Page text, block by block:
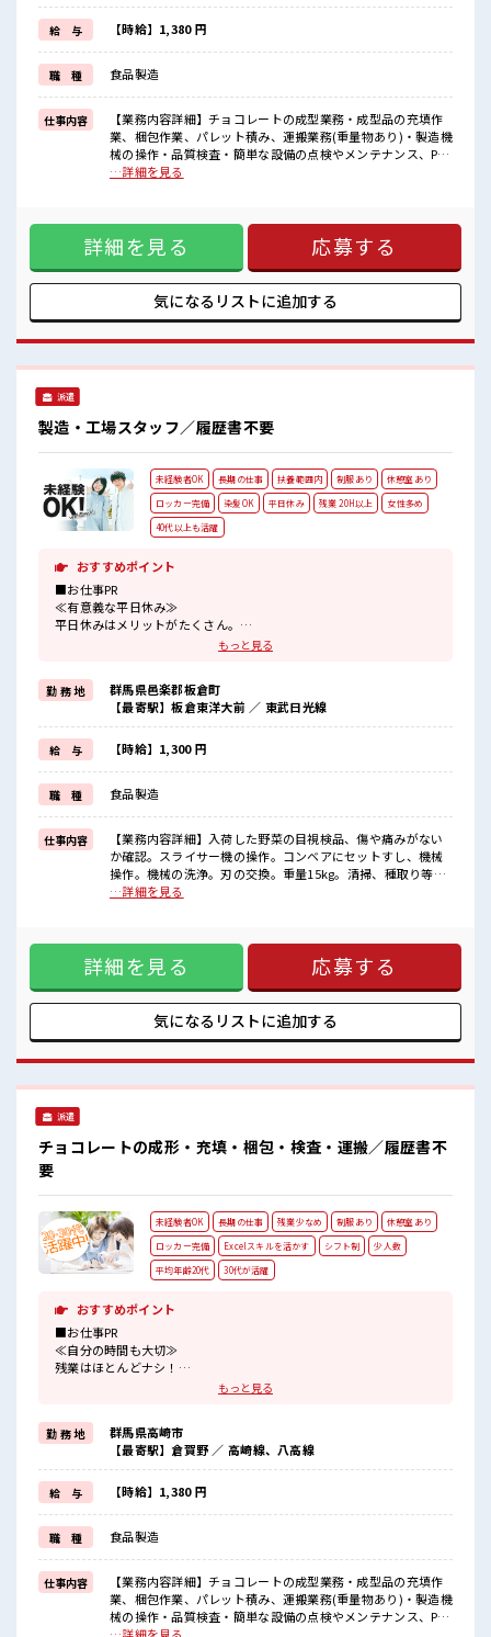
新しいことにチャレンジするのは不安だけど、
しっかり働く環境が整っています！
イチからスキルUP・ステップUP目指していきましょう！
≪自分に向いている仕事が探せる≫
困った事などがあれば、
担当がしっかりサポートします！
■職場の雰囲気
少人数ですぐに馴染むことができそう♪
アットホームな環境☆
ここから経験積んでいきましょ！
給 与 【時給】1,380 円
職 種 食品製造
仕事内容
【業務内容詳細】チョコレートの成型業務・成型品の充填作
業、梱包作業、パレット積み、運搬業務(重量物あり)・製造機
械の操作・品質検査・簡単な設備の点検やメンテナンス、PC
作業(エクセルへの簡単な入力作業があります。)【取扱製品情
機能的な制服アリ≫ 制服があるので、 毎日の服装の悩み解消
♪ ≪初めての仕事だけど自分にもできそう≫ 新しいことにチ
ャレンジするのは不安だけど、 しっかり働く環境が整ってい
ます！ イチからスキルUP・ステップUP目指していきましょ
う！ ≪自分に向いている仕事が探せる≫ 困った事などがあれ
ば、 担当がしっかりサポートします！ ■職場の雰囲気 少人数
が多数活躍中！ 社会人経験が浅くてもOK！ ここから経験積
んでいきましょ！
…詳細を見る
詳細を見る 応募する
気になるリストに追加する
派遣
製造・工場スタッフ／履歴書不要
未経験者OK 長期の仕事 扶養範囲内 制服あり
休憩室あり
ロッカー完備
染髪OK 平日休み 残業 20H以上
女性多め
40代以上も活躍
おすすめポイント
■お仕事PR
≪有意義な平日休み≫
平日休みはメリットがたくさん。
心も身体もリフレッシュ♪
≪扶養内で働く≫
扶養内OKなので、
主婦&主夫さんも気軽にご応募くださいね♪
≪女性も活躍できる職場≫
もちろん男性の応募も歓迎です！
≪残業で稼げる≫
高収入を希望される方にオススメ。
残業は月20時間以上あります♪
≪モチベーションもUP≫
派手過ぎなければ髪型や髪色自由♪
(規定有)制服があると毎日の服選びに悩まずOK♪
応募お待ちしております！
明るすぎたり奇抜過ぎなければヘアカラーOK！
休憩時間にゆっくりできるスペース完備！
もっと見る
勤 務 地
群馬県邑楽郡板倉町
【最寄駅】板倉東洋大前 ／ 東武日光線
給 与 【時給】1,300 円
職 種 食品製造
仕事内容
【業務内容詳細】入荷した野菜の目視検品、傷や痛みがない
か確認。スライサー機の操作。コンベアにセットすし、機械
操作。機械の洗浄。刃の交換。重量15kg。清掃、種取り等、
他の部署のサポートをする可能性あり。【取扱製品情報】野
≪扶養内で働く≫ 扶養内OKなので、 主婦&主夫さんも気軽に
ご応募くださいね♪ ≪女性も活躍できる職場≫ もちろん男性
の応募も歓迎です！ ≪残業で稼げる≫ 高収入を希望される方
にオススメ。 残業は月20時間以上あります♪ ≪モチベーショ
ンもUP≫ 派手過ぎなければ髪型や髪色自由♪ (規定有)制服が
あると毎日の服選びに悩まずOK♪ ■職場の雰囲気 女性が多
明るすぎたり奇抜過ぎなければヘアカラーOK！ 休憩時間にゆ
っくりできるスペース完備！
…詳細を見る
詳細を見る 応募する
気になるリストに追加する
派遣
チョコレートの成形・充填・梱包・検査・運搬／履歴書不
要
未経験者OK 長期の仕事 残業少なめ 制服あり
休憩室あり
ロッカー完備
Excelスキルを活かす シフト制
少人数
平均年齢20代
30代が活躍
おすすめポイント
■お仕事PR
≪自分の時間も大切≫
残業はほとんどナシ！
場合によってはお願いすることもあります♪
制服があるので、
毎日の服装の悩み解消♪
≪初めての仕事だけど自分にもできそう≫
新しいことにチャレンジするのは不安だけど、
しっかり働く環境が整っています！
イチからスキルUP・ステップUP目指していきましょう！
≪自分に向いている仕事が探せる≫
困った事などがあれば、
担当がしっかりサポートします！
■職場の雰囲気
少人数ですぐに馴染むことができそう♪
アットホームな環境☆
もっと見る
勤 務 地
群馬県高崎市
【最寄駅】倉賀野 ／ 高崎線、八高線
給 与 【時給】1,380 円
職 種 食品製造
仕事内容
【業務内容詳細】チョコレートの成型業務・成型品の充填作
業、梱包作業、パレット積み、運搬業務(重量物あり)・製造機
械の操作・品質検査・簡単な設備の点検やメンテナンス、PC